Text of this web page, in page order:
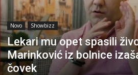
Novo Showbizz
Lekari mu opet spasili
Marinković iz bolnice
čovek